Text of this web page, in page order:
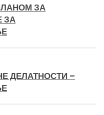
ЗА
ЗА
ДЕЛАТНОСТИ –